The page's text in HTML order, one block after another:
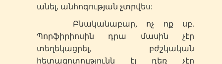
անել, անհոգության չտրվես:
Բնականաբար, ոչ ոք սբ.
Պորֆիրիոսին դրա մասին չէր
տեղեկացրել, բժշկական
հետազոտությունն էլ դեռ չէր